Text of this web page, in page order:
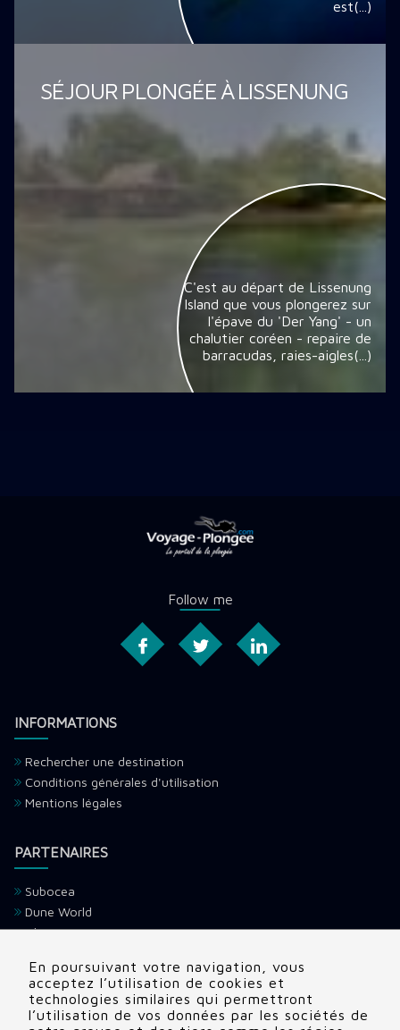
est(...)
SÉJOUR PLONGÉE À LISSENUNG
C'est au départ de Lissenung
Island que vous plongerez sur
l'épave du 'Der Yang' - un
chalutier coréen - repaire de
barracudas, raies-aigles(...)
Follow me
INFORMATIONS
Rechercher une destination
Conditions générales d'utilisation
Mentions légales
PARTENAIRES
Subocea
Dune World
Ultramarina
Devenir partenaire
CONTACTS
En poursuivant votre navigation, vous
acceptez l’utilisation de cookies et
technologies similaires qui permettront
l’utilisation de vos données par les sociétés de